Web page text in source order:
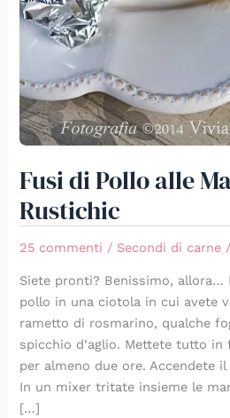
Fusi di Pollo alle
Rustichic
25 commenti / Secondi di carne
Siete pronti? Benissimo, allora…
pollo in una ciotola in cui avete
rametto di rosmarino, qualche
spicchio d’aglio. Mettete tutto
per almeno due ore. Accendete
In un mixer tritate insieme le
[…]